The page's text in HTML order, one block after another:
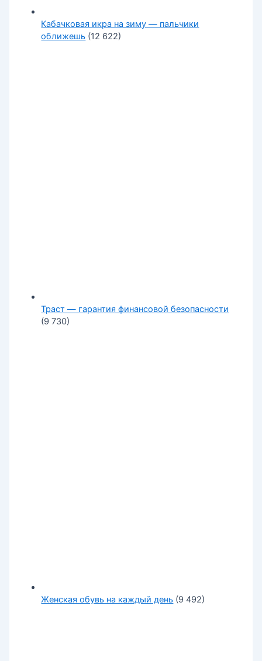
Кабачковая икра на зиму — пальчики
оближешь (12 622)
Траст — гарантия финансовой безопасности
(9 730)
Женская обувь на каждый день (9 492)